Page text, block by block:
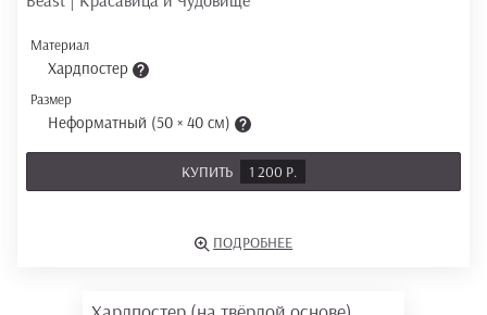
Материал
Хардпостер
Размер
Неформатный (50 × 40 см)
КУПИТЬ 1 200 Р.
ПОДРОБНЕЕ